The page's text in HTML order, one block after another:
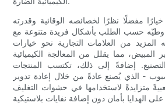
مفضلًا نظرًا لخصائصه الوقائية وقدرته
حسب الطلب بأشكال فريدة متنوعة مع
المزيد من العلامات التجارية نحو خيارات
المبيض، مما يقلل من المعالجة الكيميائية
التصنيع. إضافةً إلى ذلك، تكتسب المنتجات
- الذي يُصنع عادةً من خلال إعادة تدوير
متزايدةً لاستخدامها في حشوات التغليف